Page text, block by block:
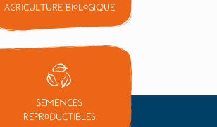
Agriculture Biologique
Semences
reproductibles